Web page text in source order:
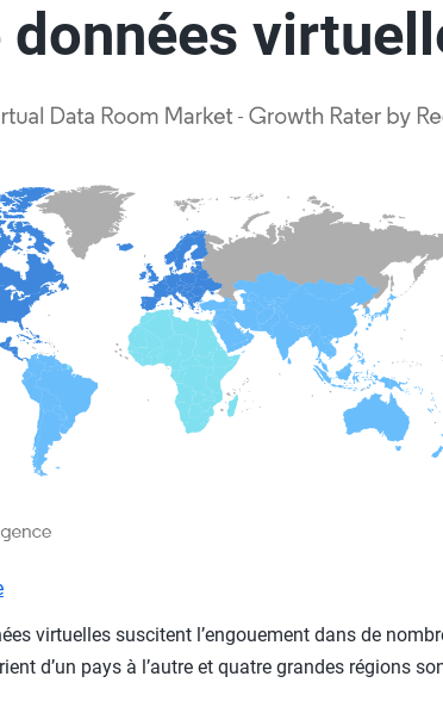
données
virtuelles suscitent l’engouement dans de
d’un pays à l’autre et quatre grandes régions